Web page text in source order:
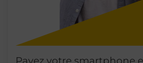
Payez votre smartphone